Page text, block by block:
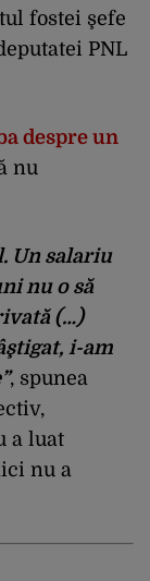
fostei şefe
PNL
despre un
nu
Un salariu
nu o să
(…)
i-am
, spunea
a luat
nu a